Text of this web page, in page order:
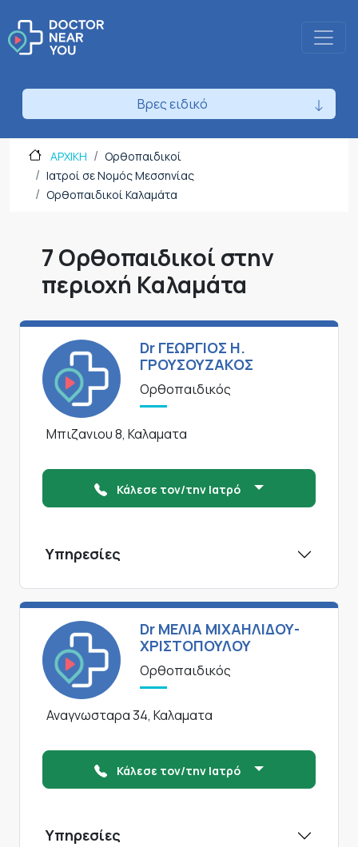
Βρες ειδικό
ΑΡΧΙΚΗ
Ορθοπαιδικοί
Ιατροί σε Νομός Μεσσηνίας
Ορθοπαιδικοί Καλαμάτα
7 Ορθοπαιδικοί στην
περιοχή Καλαμάτα
Dr ΓΕΩΡΓΙΟΣ Η.
ΓΡΟΥΣΟΥΖΑΚΟΣ
Ορθοπαιδικός
Μπιζανιου 8, Καλαματα
Κάλεσε τον/την Ιατρό
Υπηρεσίες
Dr ΜΕΛΙΑ ΜΙΧΑΗΛΙΔΟΥ-
ΧΡΙΣΤΟΠΟΥΛΟΥ
Ορθοπαιδικός
Αναγνωσταρα 34, Καλαματα
Κάλεσε τον/την Ιατρό
Υπηρεσίες